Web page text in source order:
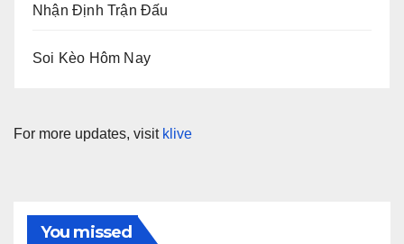
Nhận Định Trận Đấu
Soi Kèo Hôm Nay
For more updates, visit klive
You missed